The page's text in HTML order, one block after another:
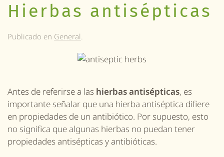
Hierbas antisépticas
Publicado en General.
Antes de referirse a las hierbas antisépticas, es
importante señalar que una hierba antiséptica difiere
en propiedades de un antibiótico. Por supuesto, esto
no significa que algunas hierbas no puedan tener
propiedades antisépticas y antibióticas.